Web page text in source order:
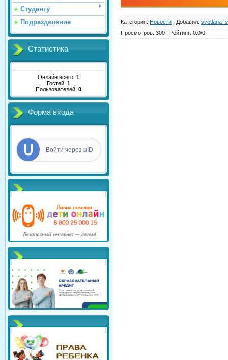
Студенту
Подразделение
Статистика
Онлайн всего: 1
Гостей: 1
Пользователей: 0
Форма входа
Войти через uID
Категория: Новости | Добавил:
Просмотров: 300 | Рейтинг: 0.0/0